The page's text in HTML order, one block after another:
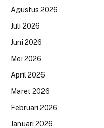
Agustus 2026
Juli 2026
Juni 2026
Mei 2026
April 2026
Maret 2026
Februari 2026
Januari 2026